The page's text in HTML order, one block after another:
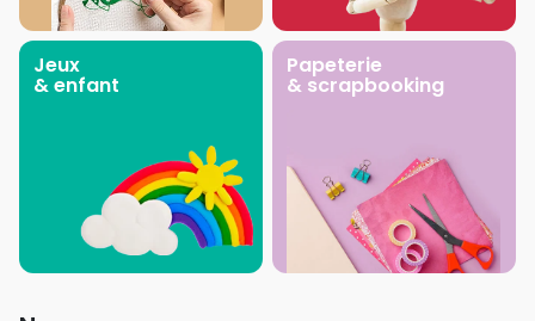
Jeux
& enfant
Papeterie
& scrapbooking